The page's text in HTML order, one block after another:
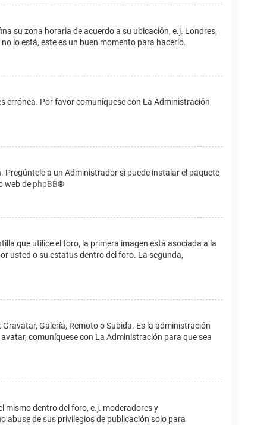
su zona horaria de acuerdo a su ubicación, e.j. Londres,
lo está, este es un buen momento para hacerlo.
errónea. Por favor comuníquese con La Administración
a un Administrador si puede instalar el paquete
web de phpBB®
que utilice el foro, la primera imagen está asociada a la
usted o su estatus dentro del foro. La segunda,
Galería, Remoto o Subida. Es la administración
comuníquese con La Administración para que sea
mismo dentro del foro, e.j. moderadores y
abuse de sus privilegios de publicación solo para